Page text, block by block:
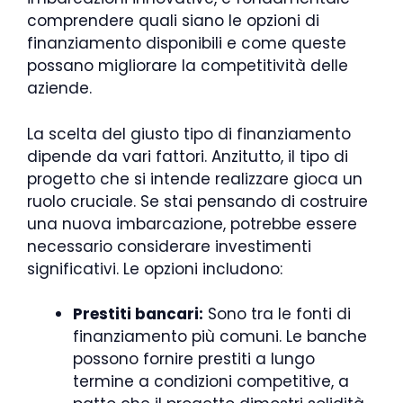
comprendere quali siano le opzioni di
finanziamento disponibili e come queste
possano migliorare la competitività delle
aziende.
La scelta del giusto tipo di finanziamento
dipende da vari fattori. Anzitutto, il tipo di
progetto che si intende realizzare gioca un
ruolo cruciale. Se stai pensando di costruire
una nuova imbarcazione, potrebbe essere
necessario considerare investimenti
significativi. Le opzioni includono:
Prestiti bancari: Sono tra le fonti di
finanziamento più comuni. Le banche
possono fornire prestiti a lungo
termine a condizioni competitive, a